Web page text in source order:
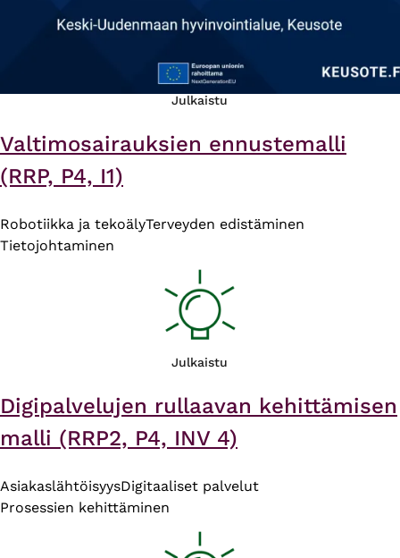
Julkaistu
Valtimosairauksien ennustemalli
(RRP, P4, I1)
Robotiikka ja tekoälyTerveyden edistäminen
Tietojohtaminen
Julkaistu
Digipalvelujen rullaavan kehittämisen
malli (RRP2, P4, INV 4)
AsiakaslähtöisyysDigitaaliset palvelut
Prosessien kehittäminen